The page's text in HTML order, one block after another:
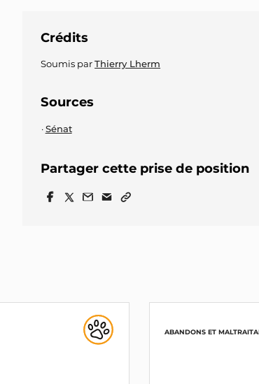
Crédits
Soumis parThierry Lherm
Sources
Sénat
Partager cette prise de position
ABANDONS ET